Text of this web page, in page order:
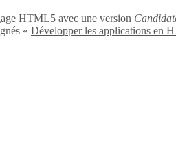
HTML5 avec une version
« Développer les applications en